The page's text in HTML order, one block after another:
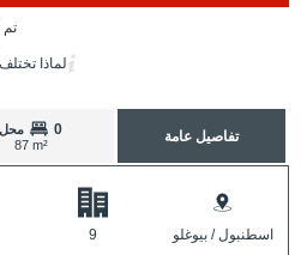
تم
لماذا
تفاصيل عامة 0
محل
87 m²
اسطنبول / بيوغلو 9